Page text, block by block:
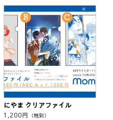
にやま クリアファイル
1,200円 （税別）